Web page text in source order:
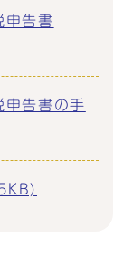
告書
告書の手